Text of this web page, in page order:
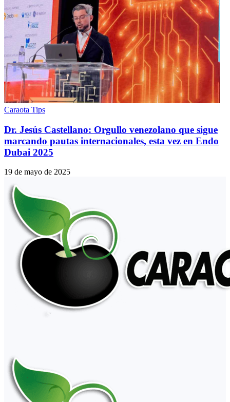
Caraota Tips
Dr. Jesús Castellano: Orgullo venezolano que sigue
marcando pautas internacionales, esta vez en Endo
Dubai 2025
19 de mayo de 2025